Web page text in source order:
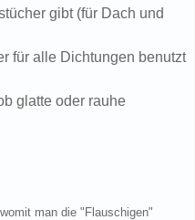
gibt (für Dach und
für alle Dichtungen benutzt
glatte oder rauhe
man die "Flauschigen"